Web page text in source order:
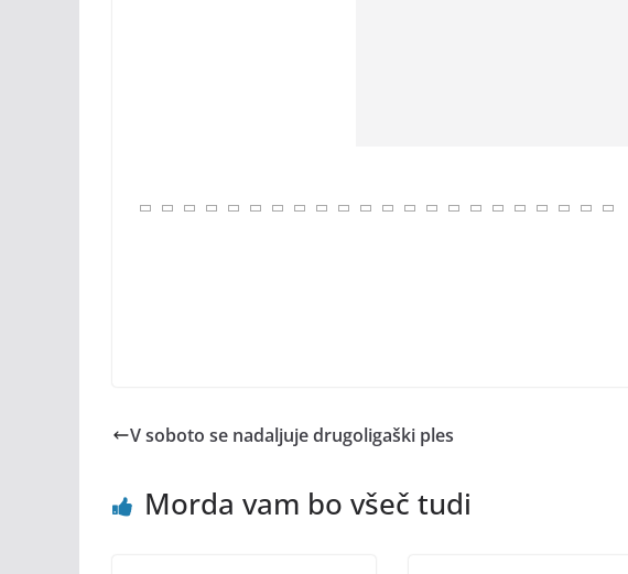
V soboto se nadaljuje drugoligaški ples
Morda vam bo všeč tudi